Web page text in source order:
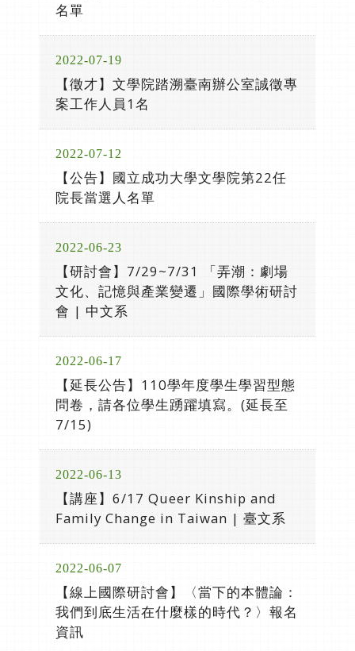
名單
2022-07-19
【徵才】文學院踏溯臺南辦公室誠徵專
案工作人員1名
2022-07-12
【公告】國立成功大學文學院第22任
院長當選人名單
2022-06-23
【研討會】7/29~7/31 「弄潮：劇場
文化、記憶與產業變遷」國際學術研討
會 | 中文系
2022-06-17
【延長公告】110學年度學生學習型態
問卷，請各位學生踴躍填寫。(延長至
7/15)
2022-06-13
【講座】6/17 Queer Kinship and
Family Change in Taiwan | 臺文系
2022-06-07
【線上國際研討會】〈當下的本體論：
我們到底生活在什麼樣的時代？〉報名
資訊